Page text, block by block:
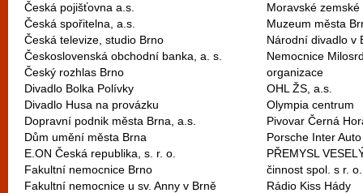
Česká pojišťovna a.s.
Česká spořitelna, a.s.
Česká televize, studio Brno
Československá obchodní banka, a. s.
Český rozhlas Brno
Divadlo Bolka Polívky
Divadlo Husa na provázku
Dopravní podnik města Brna, a.s.
Dům umění města Brna
E.ON Česká republika, s. r. o.
Fakultní nemocnice Brno
Fakultní nemocnice u sv. Anny v Brně
Moravské zemské
Muzeum města
Národní divadlo v
Nemocnice
organizace
OHL ŽS, a.s.
Olympia centrum
Pivovar Černá
Porsche Inter
PŘEMYSL
činnost spol. s r. o.
Rádio Kiss Hády